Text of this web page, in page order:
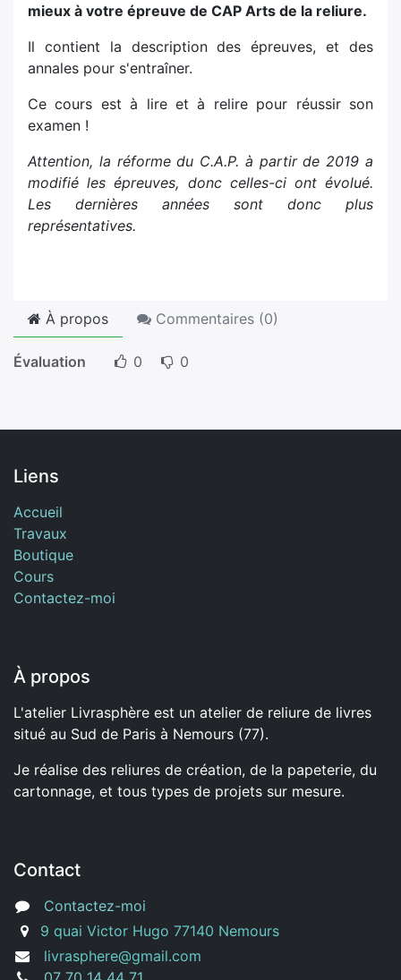
mieux à votre épreuve de CAP Arts de la reliure.
Il contient la description des épreuves, et des
annales pour s'entraîner.
Ce cours est à lire et à relire pour réussir son
examen !
Attention, la réforme du C.A.P. à partir de 2019 a
modifié les épreuves, donc celles-ci ont évolué.
Les dernières années sont donc plus
représentatives.
À propos Commentaires (0)
Évaluation 0 0
Liens
Accueil
Travaux
Boutique
Cours
Contactez-moi
À propos
L'atelier Livrasphère est un atelier de reliure de livres
situé au Sud de Paris à Nemours (77).
Je réalise des reliures de création, de la papeterie, du
cartonnage, et tous types de projets sur mesure.
Contact
Contactez-moi
9 quai Victor Hugo 77140 Nemours
livrasphere@gmail.com